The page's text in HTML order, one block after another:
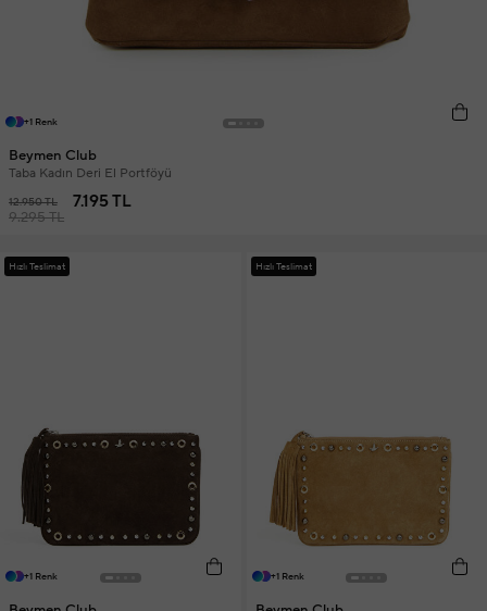
+1 Renk
Beymen Club
Taba Kadın Deri El Portföyü
12.950 TL
9.295 TL
7.195 TL
Hızlı Teslimat
+1 Renk
Hızlı Teslimat
+1 Renk